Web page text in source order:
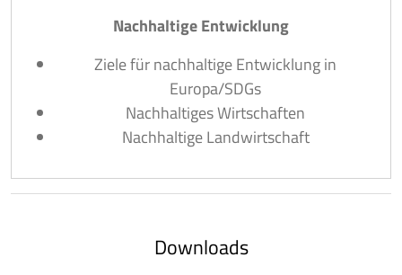
Nachhaltige Entwicklung
Ziele für nachhaltige Entwicklung in
Europa/SDGs
Nachhaltiges Wirtschaften
Nachhaltige Landwirtschaft
Downloads